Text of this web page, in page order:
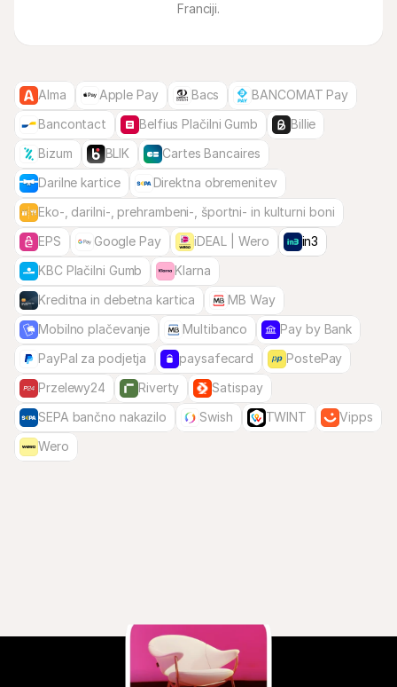
Franciji.
Alma Apple Pay Bacs
BANCOMAT Pay
Bancontact
Belfius Plačilni Gumb
Billie
Bizum
BLIK
Cartes Bancaires
Darilne kartice
Direktna obremenitev
Eko-, darilni-, prehrambeni-, športni- in kulturni boni
EPS
Google Pay iDEAL | Wero
in3
KBC Plačilni Gumb
Klarna
Kreditna in debetna kartica
MB Way
Mobilno plačevanje
Multibanco
Pay by Bank
PayPal za podjetja
paysafecard
PostePay
Przelewy24
Riverty
Satispay
SEPA bančno nakazilo
Swish TWINT
Vipps
Wero